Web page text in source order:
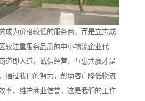
成为价格较低的服务商，而是立志成
较注重服务品质的中小物流企业代
道即人道，诚信经营、互惠共赢才是
通过我们的努力，帮助客户降低物流
率、维护商业信誉，这是我们的工作